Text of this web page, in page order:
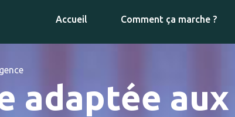
Accueil Comment ça marche ?
adaptée aux